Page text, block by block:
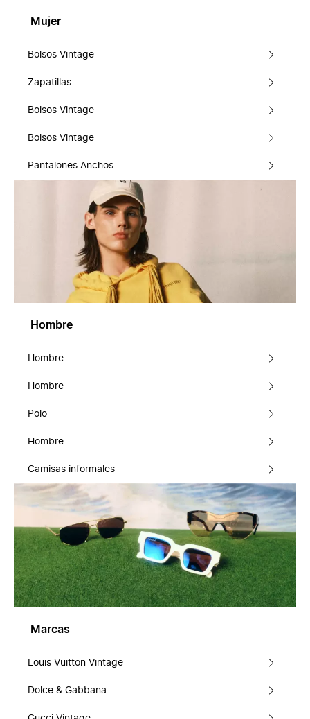
Mujer
Bolsos Vintage
Zapatillas
Bolsos Vintage
Bolsos Vintage
Pantalones Anchos
Hombre
Hombre
Hombre
Polo
Hombre
Camisas informales
Marcas
Louis Vuitton Vintage
Dolce & Gabbana